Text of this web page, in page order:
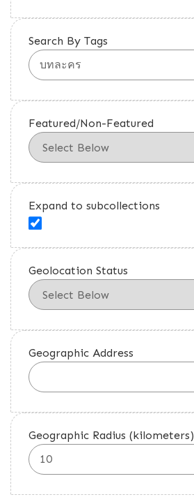
Search By Tags
Featured/Non-Featured
Expand to subcollections
Geolocation Status
Geographic Address
Geographic Radius (kilometers)